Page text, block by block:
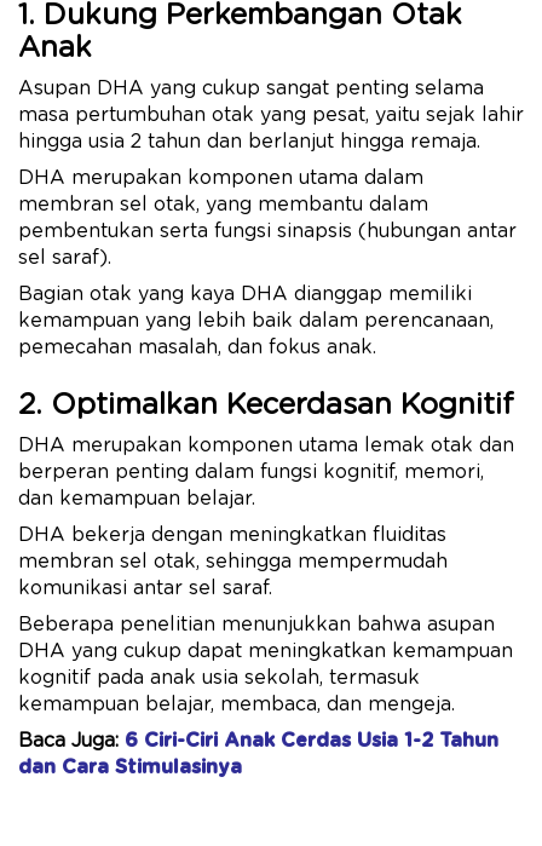
1. Dukung Perkembangan Otak
Anak
Asupan DHA yang cukup sangat penting selama
masa pertumbuhan otak yang pesat, yaitu sejak lahir
hingga usia 2 tahun dan berlanjut hingga remaja.
DHA merupakan komponen utama dalam
membran sel otak, yang membantu dalam
pembentukan serta fungsi sinapsis (hubungan antar
sel saraf).
Bagian otak yang kaya DHA dianggap memiliki
kemampuan yang lebih baik dalam perencanaan,
pemecahan masalah, dan fokus anak.
2. Optimalkan Kecerdasan Kognitif
DHA merupakan komponen utama lemak otak dan
berperan penting dalam fungsi kognitif, memori,
dan kemampuan belajar.
DHA bekerja dengan meningkatkan fluiditas
membran sel otak, sehingga mempermudah
komunikasi antar sel saraf.
Beberapa penelitian menunjukkan bahwa asupan
DHA yang cukup dapat meningkatkan kemampuan
kognitif pada anak usia sekolah, termasuk
kemampuan belajar, membaca, dan mengeja.
Baca Juga: 6 Ciri-Ciri Anak Cerdas Usia 1-2 Tahun
dan Cara Stimulasinya